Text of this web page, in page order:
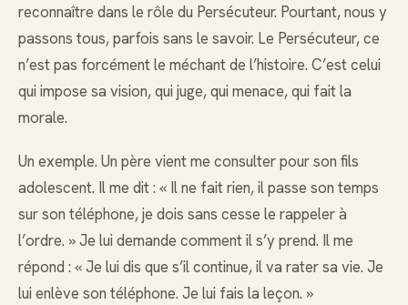
reconnaître dans le rôle du Persécuteur. Pourtant, nous y
passons tous, parfois sans le savoir. Le Persécuteur, ce
n’est pas forcément le méchant de l’histoire. C’est celui
qui impose sa vision, qui juge, qui menace, qui fait la
morale.
Un exemple. Un père vient me consulter pour son fils
adolescent. Il me dit : « Il ne fait rien, il passe son temps
sur son téléphone, je dois sans cesse le rappeler à
l’ordre. » Je lui demande comment il s’y prend. Il me
répond : « Je lui dis que s’il continue, il va rater sa vie. Je
lui enlève son téléphone. Je lui fais la leçon. »